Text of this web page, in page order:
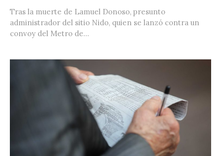
Tras la muerte de Lamuel Donoso, presunto
administrador del sitio Nido, quien se lanzó contra un
convoy del Metro de...